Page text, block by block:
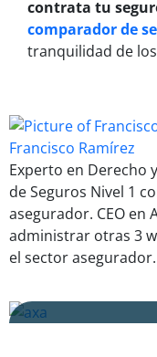
contrata tu
comparador de
tranquilidad de
Francisco Ramírez
Experto en Derecho
de Seguros Nivel 1
asegurador. CEO en
administrar otras 3
el sector asegurador.